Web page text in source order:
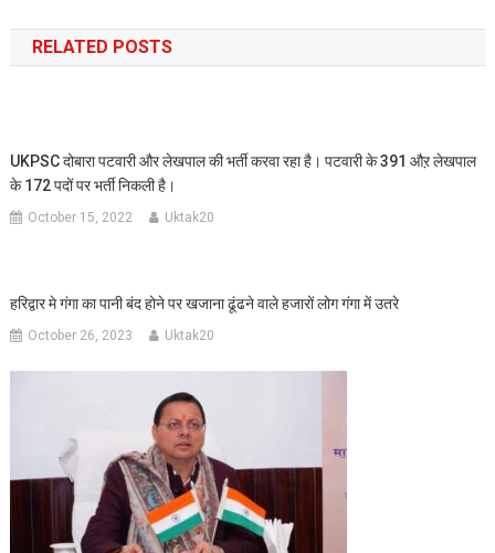
navigation
RELATED POSTS
UKPSC दोबारा पटवारी और लेखपाल की भर्ती करवा रहा है। पटवारी के 391 औऱ लेखपाल
के 172 पदों पर भर्ती निकली है।
October 15, 2022 Uktak20
हरिद्वार मे गंगा का पानी बंद होने पर खजाना ढूंढने वाले हजारों लोग गंगा में उतरे
October 26, 2023 Uktak20